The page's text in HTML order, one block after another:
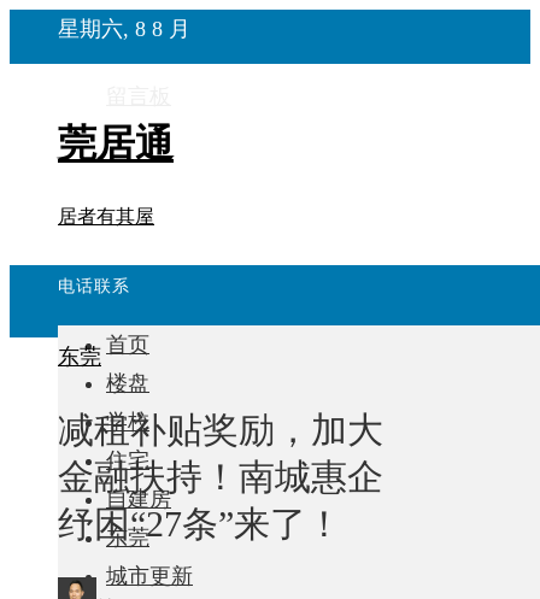
星期六, 8 8 月
莞居通
居者有其屋
电话联系
首页
楼盘
学校
住宅
自建房
东莞
城市更新
东莞
减租补贴奖励，加大
金融扶持！南城惠企
纾困“27条”来了！